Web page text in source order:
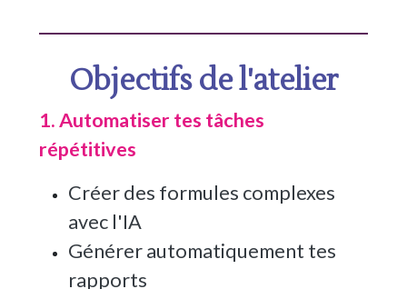
Objectifs de l'atelier
1. Automatiser tes tâches
répétitives
Créer des formules complexes
avec l'IA
Générer automatiquement tes
rapports